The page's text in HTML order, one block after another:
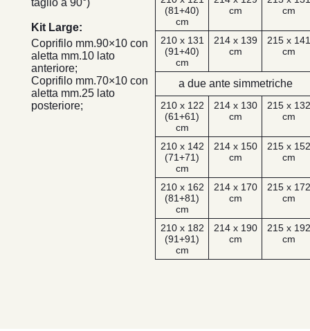
(81+40)
cm
cm
cm
210 x 131
(91+40)
cm
214 x 139
cm
215 x
cm
a due ante simmetriche
210 x 122
(61+61)
cm
214 x 130
cm
215 x
cm
210 x 142
(71+71)
cm
214 x 150
cm
215 x
cm
210 x 162
(81+81)
cm
214 x 170
cm
215 x
cm
210 x 182
(91+91)
cm
214 x 190
cm
215 x
cm
taglio a 90°)
Kit Large:
Coprifilo mm.90×10 con
aletta mm.10 lato
anteriore;
Coprifilo mm.70×10 con
aletta mm.25 lato
posteriore;